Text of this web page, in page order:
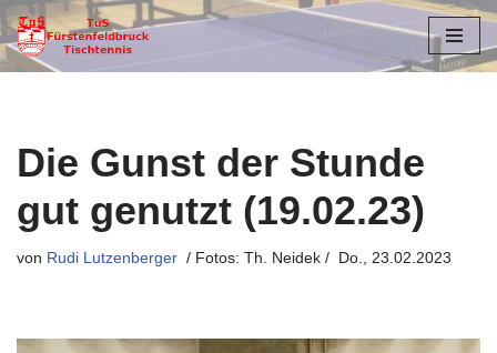
Zum
Die Gunst der Stunde
gut genutzt (19.02.23)
von Rudi Lutzenberger Do., 23.02.2023